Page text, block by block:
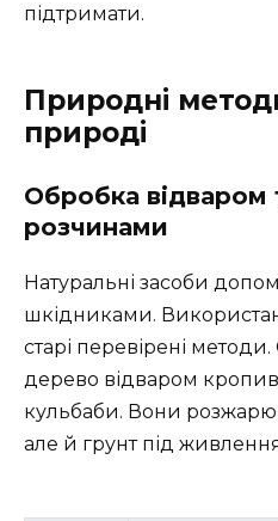
підтримати.
Природні
природі
Обробка відваром
розчинами
Натуральні засоби
шкідниками.
старі перевірені
дерево відваром
кульбаби. Вони
але й грунт під